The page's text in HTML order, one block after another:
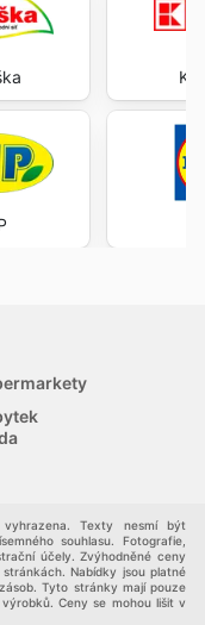
Texty nesmí být
souhlasu. Fotografie,
účely. Zvýhodněné ceny
Nabídky jsou platné
Tyto stránky mají pouze
Ceny se mohou lišit v